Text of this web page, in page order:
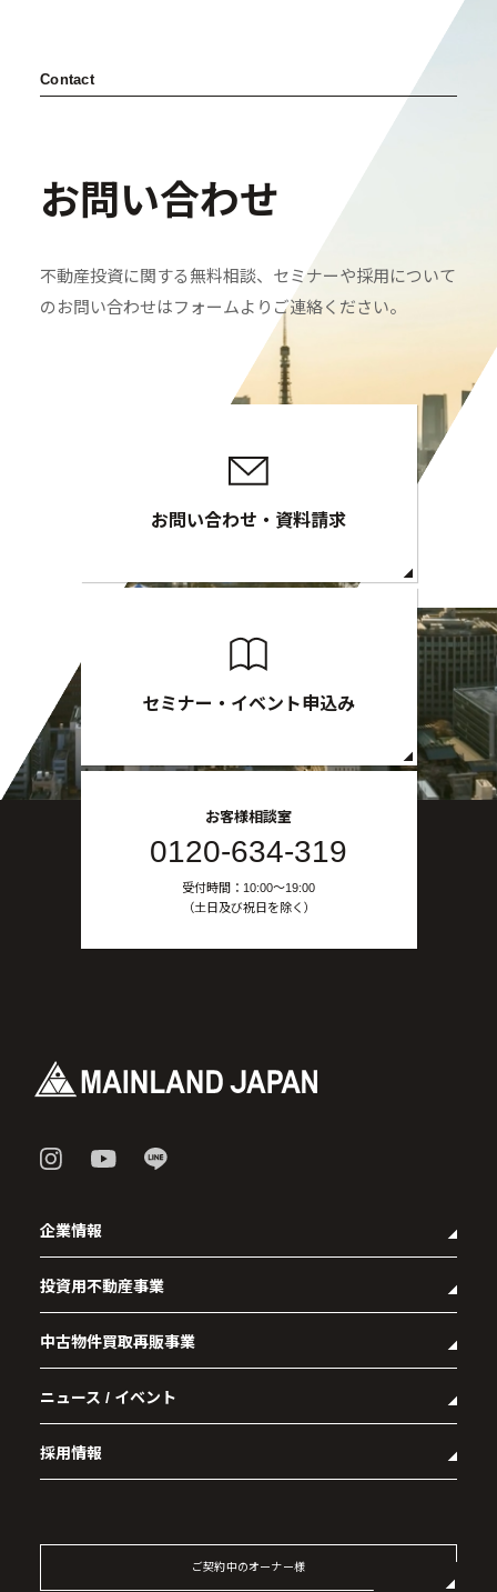
お客様相談室
受付時間：10:00〜19:00
（土日及び祝日を除く）
Contact
お問い合わせ
不動産投資に関する無料相談、セミナーや採用について
のお問い合わせはフォームよりご連絡ください。
お問い合わせ・資料請求
セミナー・イベント申込み
お客様相談室
0120-634-319
受付時間：10:00〜19:00
（土日及び祝日を除く）
企業情報
- 企業理念
- 代表メッセージ
- 会社概要
- アクセス
- 社会貢献活動
投資用不動産事業
- マンション経営をお考えの方へ
- メインランドグループの強み
- オーナーズデータ
- 資産運用型マンション メインステージシリーズ
中古物件買取再販事業
- RE:MAIN
- リノベーション物件一覧
- リノベーション物件お問い合わせ
ニュース / イベント
採用情報
ご契約中のオーナー様